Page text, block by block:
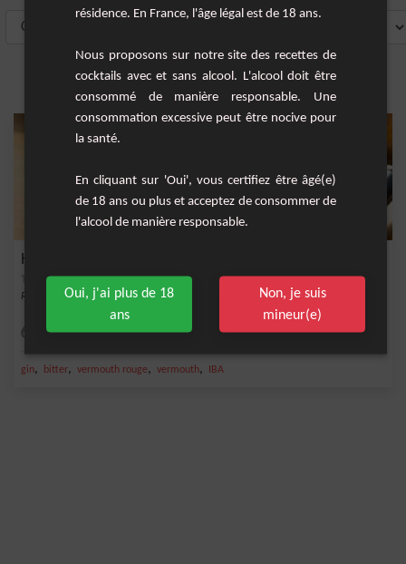
Hanky ​​Panky
Recette signé IBA à base de Gin, vermouth et Fernet-Branca
Facile
gin, bitter, vermouth rouge, vermouth, IBA
résidence. En France, l'âge légal est de 18 ans.
Nous proposons sur notre site des recettes de
cocktails avec et sans alcool. L'alcool doit être
consommé de manière responsable. Une
consommation excessive peut être nocive pour
la santé.
En cliquant sur 'Oui', vous certifiez être âgé(e)
de 18 ans ou plus et acceptez de consommer de
l'alcool de manière responsable.
Oui, j'ai plus de 18
ans
Non, je suis
mineur(e)